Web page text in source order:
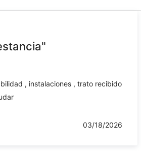
, instalaciones , trato recibido
03/18/2026